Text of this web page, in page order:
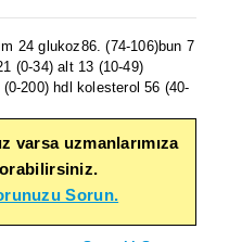
24 glukoz86. (74-106)bun 7
(0-34) alt 13 (10-49)
200) hdl kolesterol 56 (40-
varsa uzmanlarımıza
Sorun.